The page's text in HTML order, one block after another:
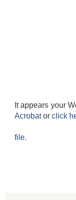
It appears your
Acrobator click
file.